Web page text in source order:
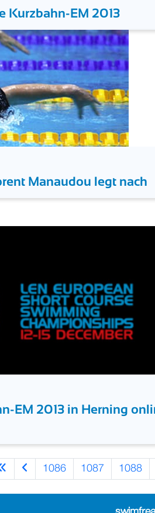
Kurzbahn-EM 2013
Manaudou legt nach
EM 2013 in Herning
1086 1087 1088